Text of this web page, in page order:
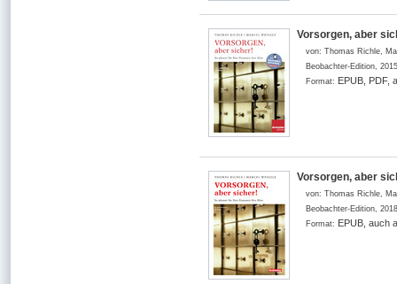
Vorsorgen, aber
von: Thomas Richle,
Beobachter-Edition, 2015
Format: EPUB, PDF,
Vorsorgen, aber
von: Thomas Richle,
Beobachter-Edition, 2018
Format: EPUB, auch